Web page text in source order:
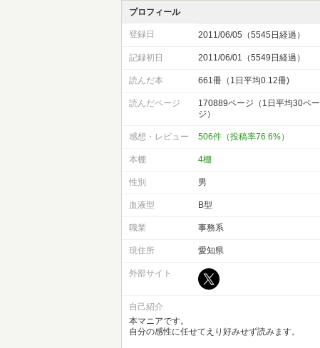
プロフィール
登録日 2011/06/05（5545日経過）
記録初日 2011/06/01（5549日経過）
読んだ本 661冊（1日平均0.12冊)
読んだページ
170889ページ（1日平均30ペー
ジ）
感想・レビュー 506件（投稿率76.6%）
本棚 4棚
性別 男
血液型 B型
職業 事務系
現住所 愛知県
外部サイト
自己紹介
本マニアです。
自分の感性に任せてえり好みせず読みます。